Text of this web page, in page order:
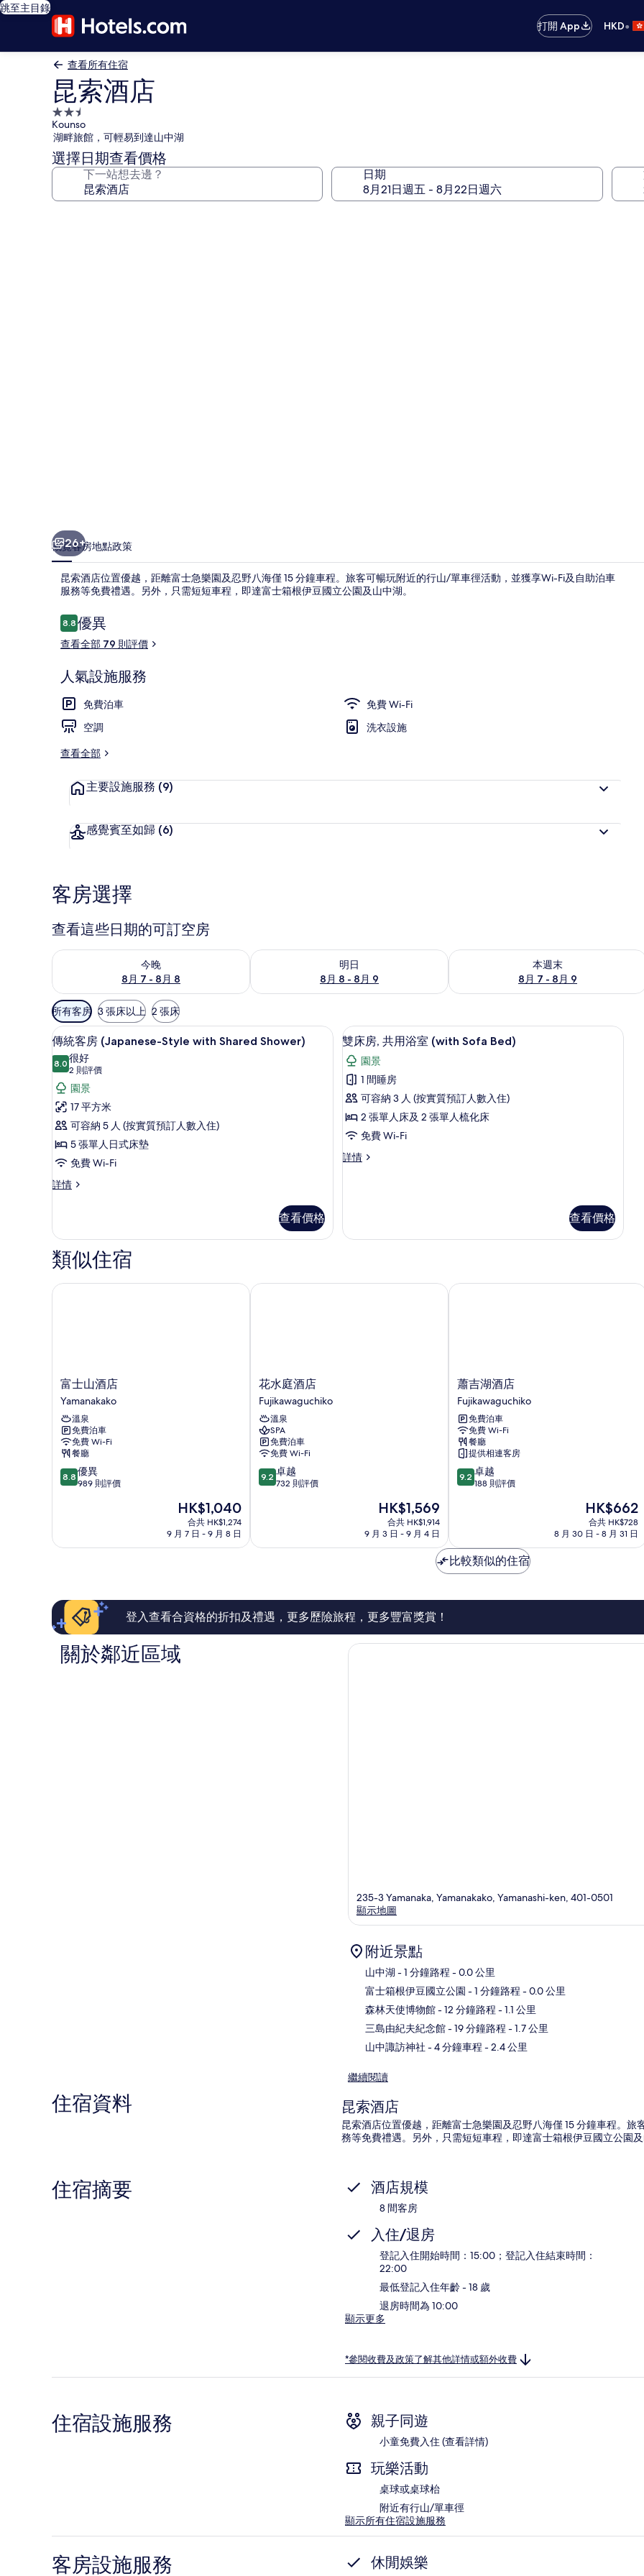
跳至主目錄
打開 App
HKD•
查看所有住宿
昆索酒店
2.5
星
級
住
宿
Kounso
湖畔旅館，可輕易到達山中湖
選擇日期查看價格
下一站想去邊？ 日期
26+
概覽客房地點政策
昆索酒店位置優越，距離富士急樂園及忍野八海僅 15 分鐘車程。旅客可暢玩附近的行山/單車徑活動，並獲享Wi-Fi及自助泊車
服務等免費禮遇。另外，只需短短車程，即達富士箱根伊豆國立公園及山中湖。
評
價
8.88.8 分，滿分 10 分，
優異
查看全部 79 則評價
人氣設施服務
免費泊車
免費 Wi-Fi
空調
洗衣設施
查看全部
主要設施服務 (9)
感覺賓至如歸 (6)
客房選擇
查看這些日期的可訂空房
今晚
8月 7 - 8月 8
查看今晚 8月 7 - 8月 8的可訂空房
明日
8月 8 - 8月 9
查看明日 8月 8 - 8月 9的可訂空房
本週末
8月 7 - 8月 9
查看本週末 8月 7 - 8月 9的可訂空房
可
用
嘅
客
房
篩
選
條
件
所有客房 3 張床以上 2 張床
載
入
所
有
傳
統
客
房
(Japanese-
Shared
Shower)
的
相
傳統客房 (Japanese-Style with Shared Shower) | 書桌、隔音、免費 Wi-Fi、床單
10
傳統客房 (Japanese-Style with Shared Shower)
8.08.0 分，滿分 10 分
很好
2 則評價
(2
則
評
價)
園景
17 平方米
可容納 5 人 (按實質預訂人數入住)
5 張單人日式床墊
免費 Wi-Fi
詳情
傳
(Japanese-
Style
with
Shared
Shower)
查看價格
載
入
所
有
雙
床
共
(with
的
雙床房, 共用浴室 (with Sofa Bed) | 書
9
雙床房, 共用浴室 (with Sofa Bed)
園景
1 間睡房
可容納 3 人 (按實質預訂人數入住)
2 張單人床及 2 張單人梳化床
免費 Wi-Fi
詳情
雙
室
詳
查看價格
類似住宿
富
士
山
酒
店
Yamanakako
富士山酒店
Yamanakako
溫泉
免費泊車
免費 Wi-Fi
餐廳
8.8
分
分)，
則
價
篇
評
價
8.8 優異
989 則評價
現
HK$1,040
HK$1,040
合共 HK$1,274
9 月 7 日 - 9 月 8 日
富士山酒店
花
水
庭
酒
店
Fujikawaguchiko
花水庭酒店
Fujikawaguchiko
溫泉
SPA
免費泊車
免費 Wi-Fi
9.2
分
分)，
則
評
價
篇
9.2 卓越
732 則評價
現
HK$1,569
HK$1,569
合共 HK$1,914
9 月 3 日 - 9 月 4 日
花水庭酒店
蕭
吉
湖
酒
店
Fujikawaguchiko
蕭吉湖酒店
Fujikawaguchiko
免費泊車
免費 Wi-Fi
餐廳
提供相連客房
9.2
分
分)，
卓
越，
則
篇
9.2 卓越
188 則評價
現
售
HK$662
HK$662
合共 HK$728
8 月 30 日 - 8 月 31 日
蕭吉湖酒店
比較類似的住宿
登入查看合資格的折扣及禮遇，更多歷險旅程，更多豐富獎賞！
關於鄰近區域
235-3 Yamanaka, Yamanakako, Yamanashi-ken, 401-0501
顯示地圖
附近景點
山中湖 - 1 分鐘路程 - 0.0 公里
富士箱根伊豆國立公園 - 1 分鐘路程 - 0.0 公里
森林天使博物館- 12 分鐘路程 - 1.1 公里
三島由紀夫紀念館- 19 分鐘路程 - 1.7 公里
山中諏訪神社 - 4 分鐘車程 - 2.4 公里
繼續閱讀
住宿資料 昆索酒店
昆索酒店位置優越，距離富士急樂園及忍野八海僅 15 分鐘車程。
務等免費禮遇。另外，只需短短車程，即達富士箱根伊豆國立公園及
住宿摘要 酒店規模
8 間客房
入住/退房
登記入住開始時間：15:00；登記入住結束時間：
22:00
最低登記入住年齡 - 18 歲
退房時間為 10:00
顯示更多
*參閱收費及政策了解其他詳情或額外收費
住宿設施服務 親子同遊
小童免費入住 (查看詳情)
玩樂活動
桌球或桌球枱
附近有行山/單車徑
顯示所有住宿設施服務
客房設施服務 休閒娛樂